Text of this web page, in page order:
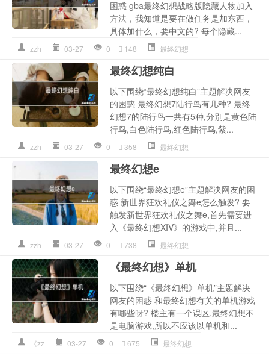
困惑 gba最终幻想战略版隐藏人物加入
方法，我知道是要在做任务是加东西，
具体加什么，要中文的? 每个隐藏...
zzh 03-27 0 148 最终幻想
最终幻想纯白
以下围绕“最终幻想纯白”主题解决网友
的困惑 最终幻想7陆行鸟有几种? 最终
幻想7的陆行鸟一共有5种,分别是黄色陆
行鸟,白色陆行鸟,红色陆行鸟,紫...
zzh 03-27 0 358 最终幻想
最终幻想e
以下围绕“最终幻想e”主题解决网友的困
惑 新世界狂欢礼仪之舞e怎么触发? 要
触发新世界狂欢礼仪之舞e,首先需要进
入《最终幻想XIV》的游戏中,并且...
zzh 03-27 0 738 最终幻想
《最终幻想》单机
以下围绕“《最终幻想》单机”主题解决
网友的困惑 和最终幻想有关的单机游戏
有哪些呀? 楼主有一个误区,最终幻想不
是电脑游戏,所以不应该以单机和...
《zz 03-27 0 675 最终幻想